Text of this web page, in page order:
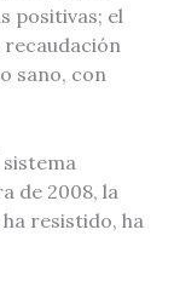
positivas; el
recaudación
sano, con
de 2008, la
resistido, ha